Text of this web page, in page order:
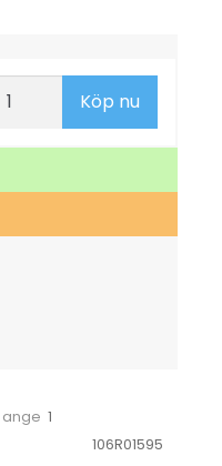
Köp nu
ange 1
106R01595